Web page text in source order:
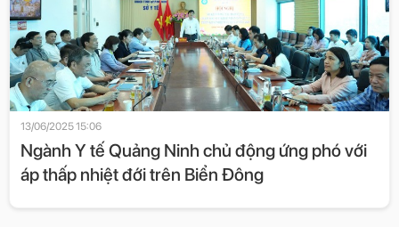
13/06/2025 15:06
Ngành Y tế Quảng Ninh chủ động ứng phó với
áp thấp nhiệt đới trên Biển Đông